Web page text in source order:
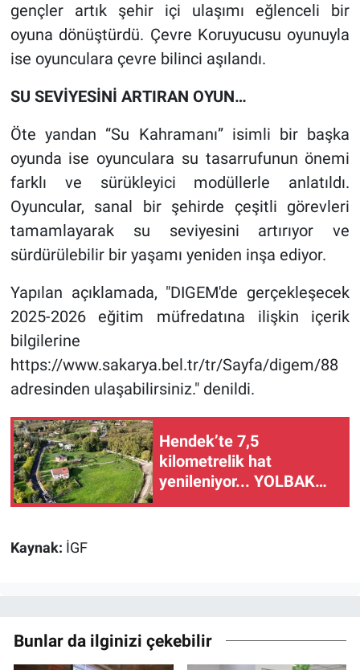
gençler artık şehir içi ulaşımı eğlenceli bir
oyuna dönüştürdü. Çevre Koruyucusu oyunuyla
ise oyunculara çevre bilinci aşılandı.
SU SEVİYESİNİ ARTIRAN OYUN…
Öte yandan “Su Kahramanı” isimli bir başka
oyunda ise oyunculara su tasarrufunun önemi
farklı ve sürükleyici modüllerle anlatıldı.
Oyuncular, sanal bir şehirde çeşitli görevleri
tamamlayarak su seviyesini artırıyor ve
sürdürülebilir bir yaşamı yeniden inşa ediyor.
Yapılan açıklamada, "DIGEM'de gerçekleşecek
2025-2026 eğitim müfredatına ilişkin içerik
bilgilerine
https://www.sakarya.bel.tr/tr/Sayfa/digem/88
adresinden ulaşabilirsiniz." denildi.
Hendek’te 7,5
kilometrelik hat
yenileniyor... YOLBAK
Kaynak: İGF
Bunlar da ilginizi çekebilir